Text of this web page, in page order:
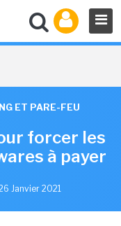
ET PARE-FEU
forcer les
à payer
Janvier 2021